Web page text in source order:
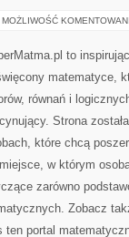
MOŻLIWOŚĆ
to
matematyce,
równań i
Strona
które chcą
w którym
zarówno
Zobacz
portal